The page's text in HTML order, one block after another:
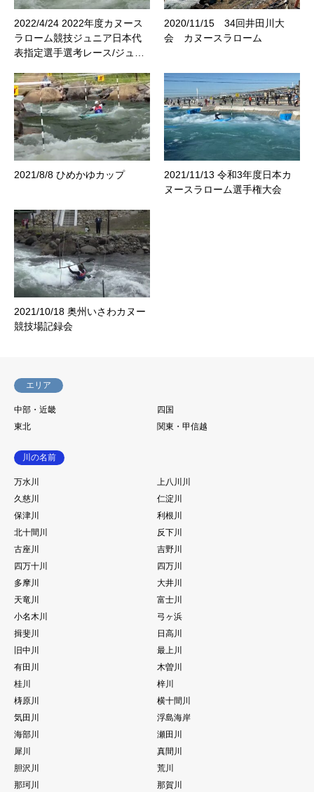
2022/4/24 2022年度カヌース
ラローム競技ジュニア日本代
表指定選手選考レース/ジュ…
2020/11/15 34回井田川大
会 カヌースラローム
2021/8/8 ひめかゆカップ
2021/11/13 令和3年度日本カ
ヌースラローム選手権大会
2021/10/18 奥州いさわカヌー
競技場記録会
エリア
中部・近畿
四国
東北
関東・甲信越
川の名前
万水川
上八川川
久慈川
仁淀川
保津川
利根川
北十間川
反下川
古座川
吉野川
四万十川
四万川
多摩川
大井川
天竜川
富士川
小名木川
弓ヶ浜
揖斐川
日高川
旧中川
最上川
有田川
木曽川
桂川
梓川
梼原川
横十間川
気田川
浮島海岸
海部川
瀬田川
犀川
真間川
胆沢川
荒川
那珂川
那賀川